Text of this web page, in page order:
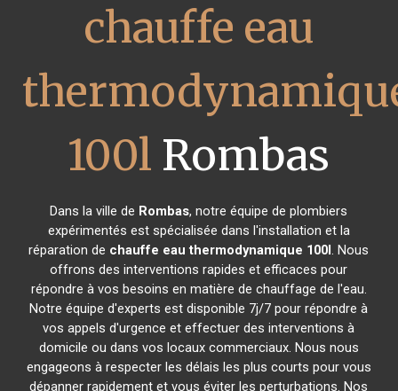
chauffe eau
100l Rombas
Dans la ville de Rombas, notre équipe de plombiers
expérimentés est spécialisée dans l'installation et la
réparation de chauffe eau thermodynamique 100l. Nous
offrons des interventions rapides et efficaces pour
répondre à vos besoins en matière de chauffage de l'eau.
Notre équipe d'experts est disponible 7j/7 pour répondre à
vos appels d'urgence et effectuer des interventions à
domicile ou dans vos locaux commerciaux. Nous nous
engageons à respecter les délais les plus courts pour vous
dépanner rapidement et vous éviter les perturbations. Nos